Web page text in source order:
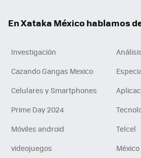
En Xataka México hablamos
Investigación
Cazando Gangas Mexico
Celulares y Smartphones
Prime Day 2024
Móviles android
Telcel
videojuegos
México